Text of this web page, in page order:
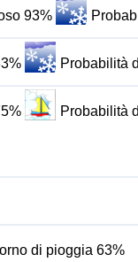
93%
Probabilità
Probabilità
di pioggia 63%